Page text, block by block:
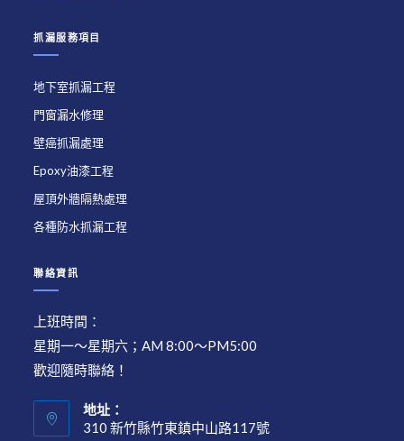
抓漏服務項目
地下室抓漏工程
門窗漏水修理
壁癌抓漏處理
Epoxy油漆工程
屋頂外牆隔熱處理
各種防水抓漏工程
聯絡資訊
上班時間：
星期一～星期六；AM 8:00～PM5:00
歡迎隨時聯絡！
地址：
310 新竹縣竹東鎮中山路117號